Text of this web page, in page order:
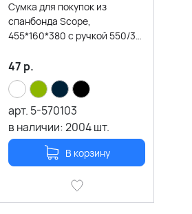
Сумка для покупок из
спанбонда Scope,
455*160*380 с ручкой 550/30
47 р.
арт. 5-570103
в наличии:2004шт.
В корзину